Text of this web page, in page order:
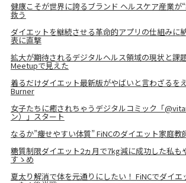
健康こそが世界に誇るブランド ヘルスケア産業が
救う
ダイエットを継続させる革命的アプリの仕組みに
表に直撃
拡大が期待されるデジタルヘルス領域の現状と課
Meetupで見えた
着るだけダイエット最新版がやばいと言わざるを
Burner
女子たちに癒されちゃうデジタルコミック「
ン）」スタート
なるか”痩せやすい体質” FiNCのダイエット家庭
糖質制限ダイエット2ヵ月で7kg減に成功した私も
すゝめ
夏太り解消で体を元通りにしたい！ FiNCでダイ